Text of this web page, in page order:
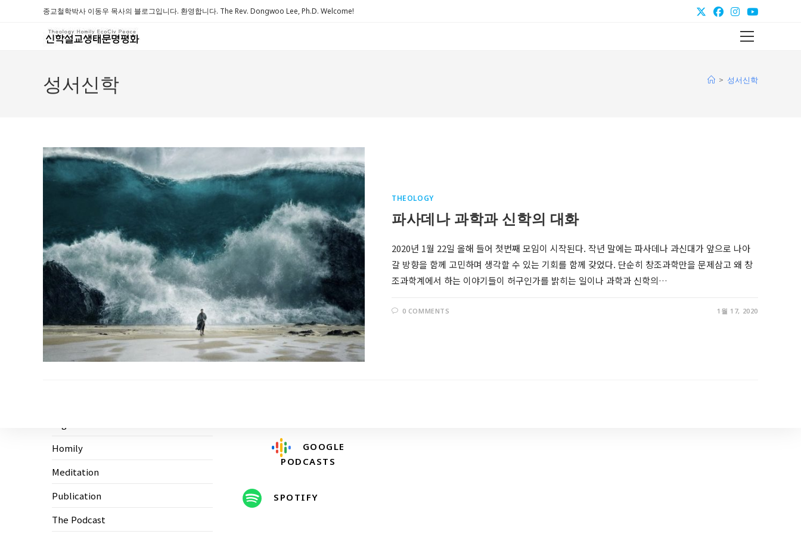
종교철학박사 이동우 목사의 블로그입니다. 환영합니다. The Rev. Dongwoo Lee, Ph.D. Welcome!
Main
성서신학 > 성서신학
THEOLOGY
파사데나 과학과 신학의 대화
2020년 1월 22일 올해 들어 첫번째 모임이 시작된다. 작년 말에는 파사데나 과신대가 앞으로 나아
갈 방향을 함께 고민하며 생각할 수 있는 기회를 함께 갖었다. 단순히 창조과학만을 문제삼고 왜 창
조과학계에서 하는 이야기들이 허구인가를 밝히는 일이나 과학과 신학의…
0 COMMENTS 1월 17, 2020
Homily
Meditation
Publication
The Podcast
GOOGLE
PODCASTS
SPOTIFY